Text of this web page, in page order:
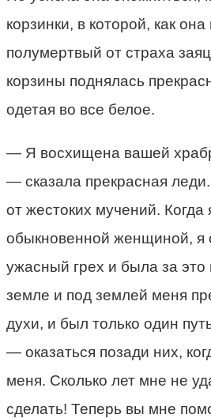
корзинки, в которой, как
полумертвый от страха
корзины поднялась
одетая во все белое.
— Я восхищена вашей
— сказала прекрасная
от жестоких мучений. Когда
обыкновенной женщиной, я
ужасный грех и была за это
земле и под землей меня
духи, и был только один
— оказаться позади них,
меня. Сколько лет мне не
сделать! Теперь вы мне